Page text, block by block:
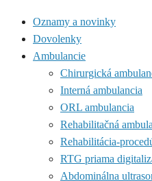
Oznamy a novinky
Dovolenky
Ambulancie
Chirurgická
Interná ambulancia
ORL ambulancia
Rehabilitačná
Rehabilitácia-
RTG priama
Abdominálna